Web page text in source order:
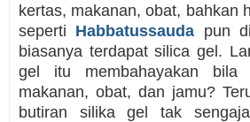
kertas, makanan, obat, bahkan
seperti Habbatussauda pun
biasanya terdapat silica gel.
gel itu membahayakan bila
makanan, obat, dan jamu?
butiran silika gel tak